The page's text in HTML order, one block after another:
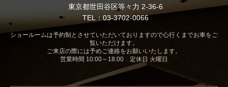
東京都世田谷区等々力 2-36-6
TEL：03-3702-0066
ショールームは予約制とさせていただいておりますので心行くまでお車をご
覧いただけます。
ご来店の際には予めご連絡をお願いいたします。
営業時間 10:00～18:00 定休日 火曜日